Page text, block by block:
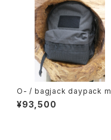
O- / bagjack daypack m
¥93,500